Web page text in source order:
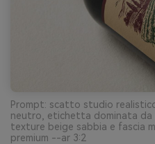
Prompt: scatto studio
neutro, etichetta dominata da
texture beige sabbia e fascia
premium --ar 3:2